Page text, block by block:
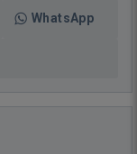
WhatsApp